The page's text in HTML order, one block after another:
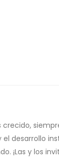
desarrollo
¡Las y los